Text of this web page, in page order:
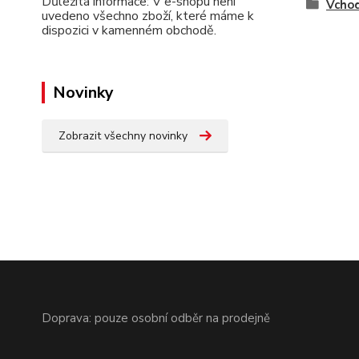
uvedeno všechno zboží, které máme k
dispozici v kamenném obchodě.
Novinky
Zobrazit všechny novinky
Doprava: pouze osobní odběr na prodejně